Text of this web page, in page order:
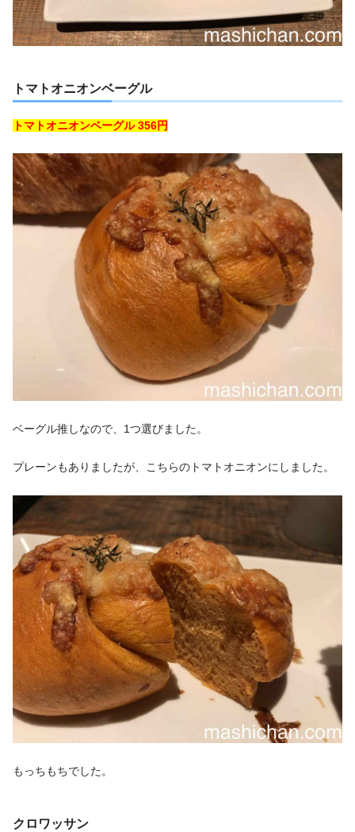
トマトオニオンベーグル
トマトオニオンベーグル 356円
ベーグル推しなので、1つ選びました。
プレーンもありましたが、こちらのトマトオニオンにしました。
もっちもちでした。
クロワッサン